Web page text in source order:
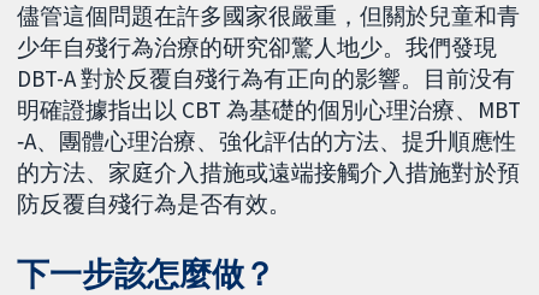
儘管這個問題在許多國家很嚴重，但關於兒童和青
少年自殘行為治療的研究卻驚人地少。我們發現
DBT-A 對於反覆自殘行為有正向的影響。目前没有
明確證據指出以 CBT 為基礎的個別心理治療、MBT
‐A、團體心理治療、強化評估的方法、提升順應性
的方法、家庭介入措施或遠端接觸介入措施對於預
防反覆自殘行為是否有效。
下一步該怎麼做？